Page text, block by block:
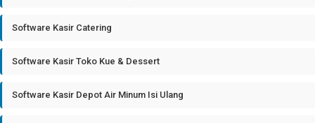
Software Kasir Catering
Software Kasir Toko Kue & Dessert
Software Kasir Depot Air Minum Isi Ulang